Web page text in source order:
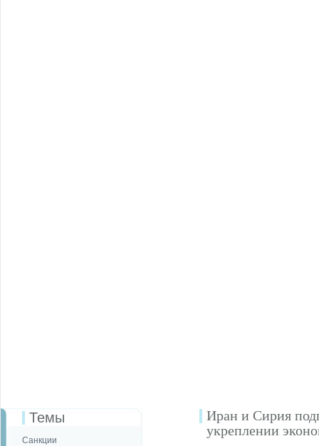
Темы
Санкции
Иран и Сирия
укреплении